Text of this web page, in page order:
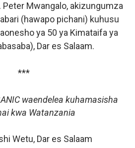
Peter Mwangalo, akizungumza
(hawapo pichani) kuhusu
ya 50 ya Kimataifa ya
Dar es Salaam.
***
waendelea kuhamasisha
kwa Watanzania
Wetu, Dar es Salaam